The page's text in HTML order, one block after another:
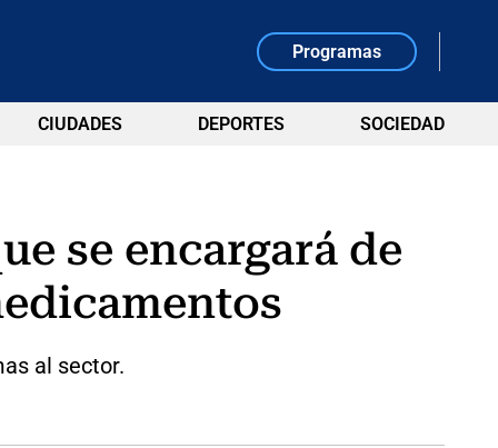
Programas
CIUDADES DEPORTES SOCIEDAD
se encargará de
al sector.